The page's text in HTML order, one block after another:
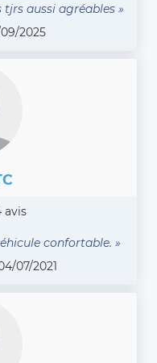
aussi agréables »
2025
avis
confortable. »
07/2021